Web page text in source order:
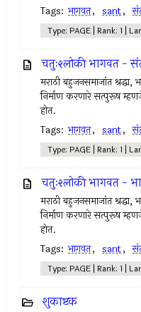
Tags: भागवत, sant,
Type: PAGE | Rank: 1 |
चतुःश्लोकी भागवत -
मराठी बहुजनसमाजांत
निर्माण करणारे सत्पुरूष
होत.
Tags: भागवत, sant,
Type: PAGE | Rank: 1 |
चतुःश्लोकी भागवत -
मराठी बहुजनसमाजांत
निर्माण करणारे सत्पुरूष
होत.
Tags: भागवत, sant,
Type: PAGE | Rank: 1 |
शुकाष्टक